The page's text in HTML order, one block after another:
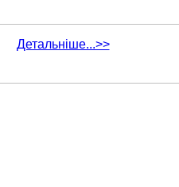
Детальніше...>>